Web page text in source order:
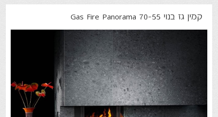
קמין גז בנוי Gas Fire Panorama 70-55